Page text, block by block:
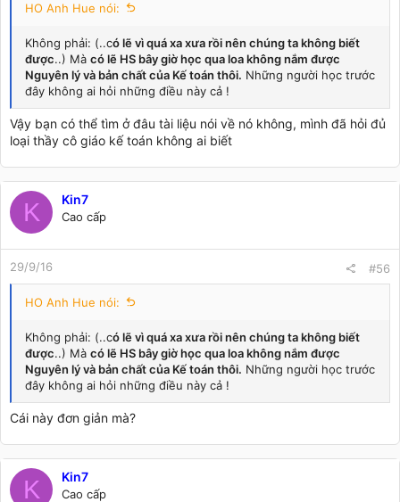
HO Anh Hue nói:
Không phải: (..có lẽ vì quá xa xưa rồi nên chúng ta không biết
được..) Mà có lẽ HS bây giờ học qua loa không nắm được
Nguyên lý và bản chất của Kế toán thôi. Những người học trước
đây không ai hỏi những điều này cả !
Vậy bạn có thể tìm ở đâu tài liệu nói về nó không, mình đã hỏi đủ
loại thầy cô giáo kế toán không ai biết
K Kin7
Cao cấp
29/9/16 #56
HO Anh Hue nói:
Không phải: (..có lẽ vì quá xa xưa rồi nên chúng ta không biết
được..) Mà có lẽ HS bây giờ học qua loa không nắm được
Nguyên lý và bản chất của Kế toán thôi. Những người học trước
đây không ai hỏi những điều này cả !
Cái này đơn giản mà?
K Kin7
Cao cấp